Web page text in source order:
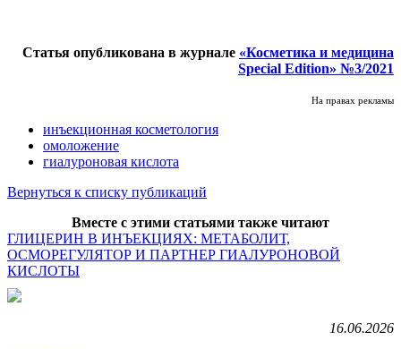
Статья опубликована в журнале «Косметика и медицина
Special Edition» №3/2021
На правах рекламы
инъекционная косметология
омоложение
гиалуроновая кислота
Вернуться к списку публикаций
Вместе с этими статьями также читают
ГЛИЦЕРИН В ИНЪЕКЦИЯХ: МЕТАБОЛИТ,
ОСМОРЕГУЛЯТОР И ПАРТНЕР ГИАЛУРОНОВОЙ
КИСЛОТЫ
16.06.2026